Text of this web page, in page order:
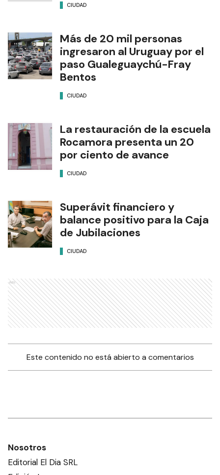
CIUDAD
Más de 20 mil personas
ingresaron al Uruguay por el
paso Gualeguaychú-Fray
Bentos
CIUDAD
La restauración de la escuela
Rocamora presenta un 20
por ciento de avance
CIUDAD
Superávit financiero y
balance positivo para la Caja
de Jubilaciones
CIUDAD
Ads
Este contenido no está abierto a comentarios
Nosotros
Editorial El Dia SRL